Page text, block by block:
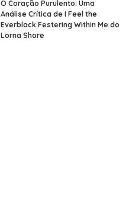
O Coração Purulento: Uma
Análise Crítica de I Feel the
Everblack Festering Within Me do
Lorna Shore